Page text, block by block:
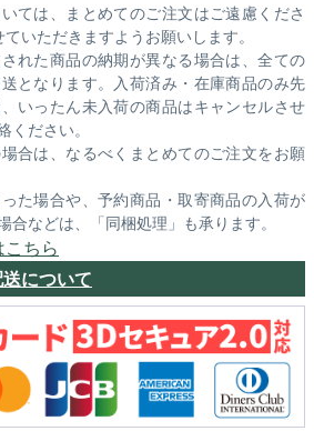
ては、まとめてのご注文はご遠慮くださ
いただきますようお願いします。
れた商品の納期が異なる場合は、全ての
となります。入荷済み・在庫商品のみ先
いったん未入荷の商品はキャンセルさせ
ください。
合は、なるべくまとめてのご注文をお願
た場合や、予約商品・取寄商品の入荷が
合などは、「同梱処理」も承ります。
ちら
について